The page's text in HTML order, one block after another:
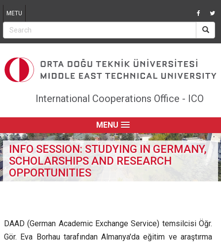
METU
International Cooperations Office - ICO
MENU
INFO SESSION: STUDYING IN GERMANY,
SCHOLARSHIPS AND RESEARCH
OPPORTUNITIES
DAAD (German Academic Exchange Service) temsilcisi Öğr.
Gör. Eva Borhau tarafından Almanya'da eğitim ve araştırma